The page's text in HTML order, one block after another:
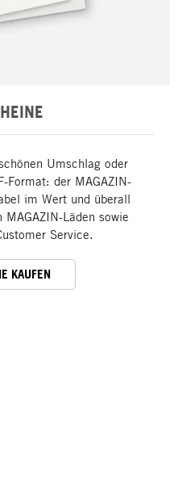
Umschlag oder
Format: der MAGAZIN-
im Wert und überall
Läden sowie
Service.
KAUFEN